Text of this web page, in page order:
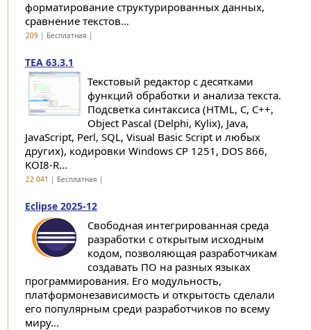
форматирование структурированных данных,
сравнение текстов...
209| Бесплатная |
TEA 63.3.1
Текстовый редактор с десятками
функций обработки и анализа текста.
Подсветка синтаксиса (HTML, C, C++,
Object Pascal (Delphi, Kylix), Java,
JavaScript, Perl, SQL, Visual Basic Script и любых
других), кодировки Windows CP 1251, DOS 866,
KOI8-R...
22 041 | Бесплатная |
Eclipse 2025-12
Свободная интегрированная среда
разработки с открытым исходным
кодом, позволяющая разработчикам
создавать ПО на разных языках
программирования. Его модульность,
платформонезависимость и открытость сделали
его популярным среди разработчиков по всему
миру...